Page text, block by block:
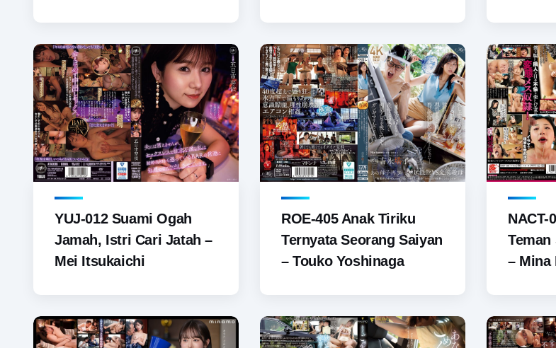
YUJ-012 Suami Ogah
Jamah, Istri Cari Jatah –
Mei Itsukaichi
ROE-405 Anak Tiriku
Ternyata Seorang Saiyan
– Touko Yoshinaga
NACT-
Teman
– Mina